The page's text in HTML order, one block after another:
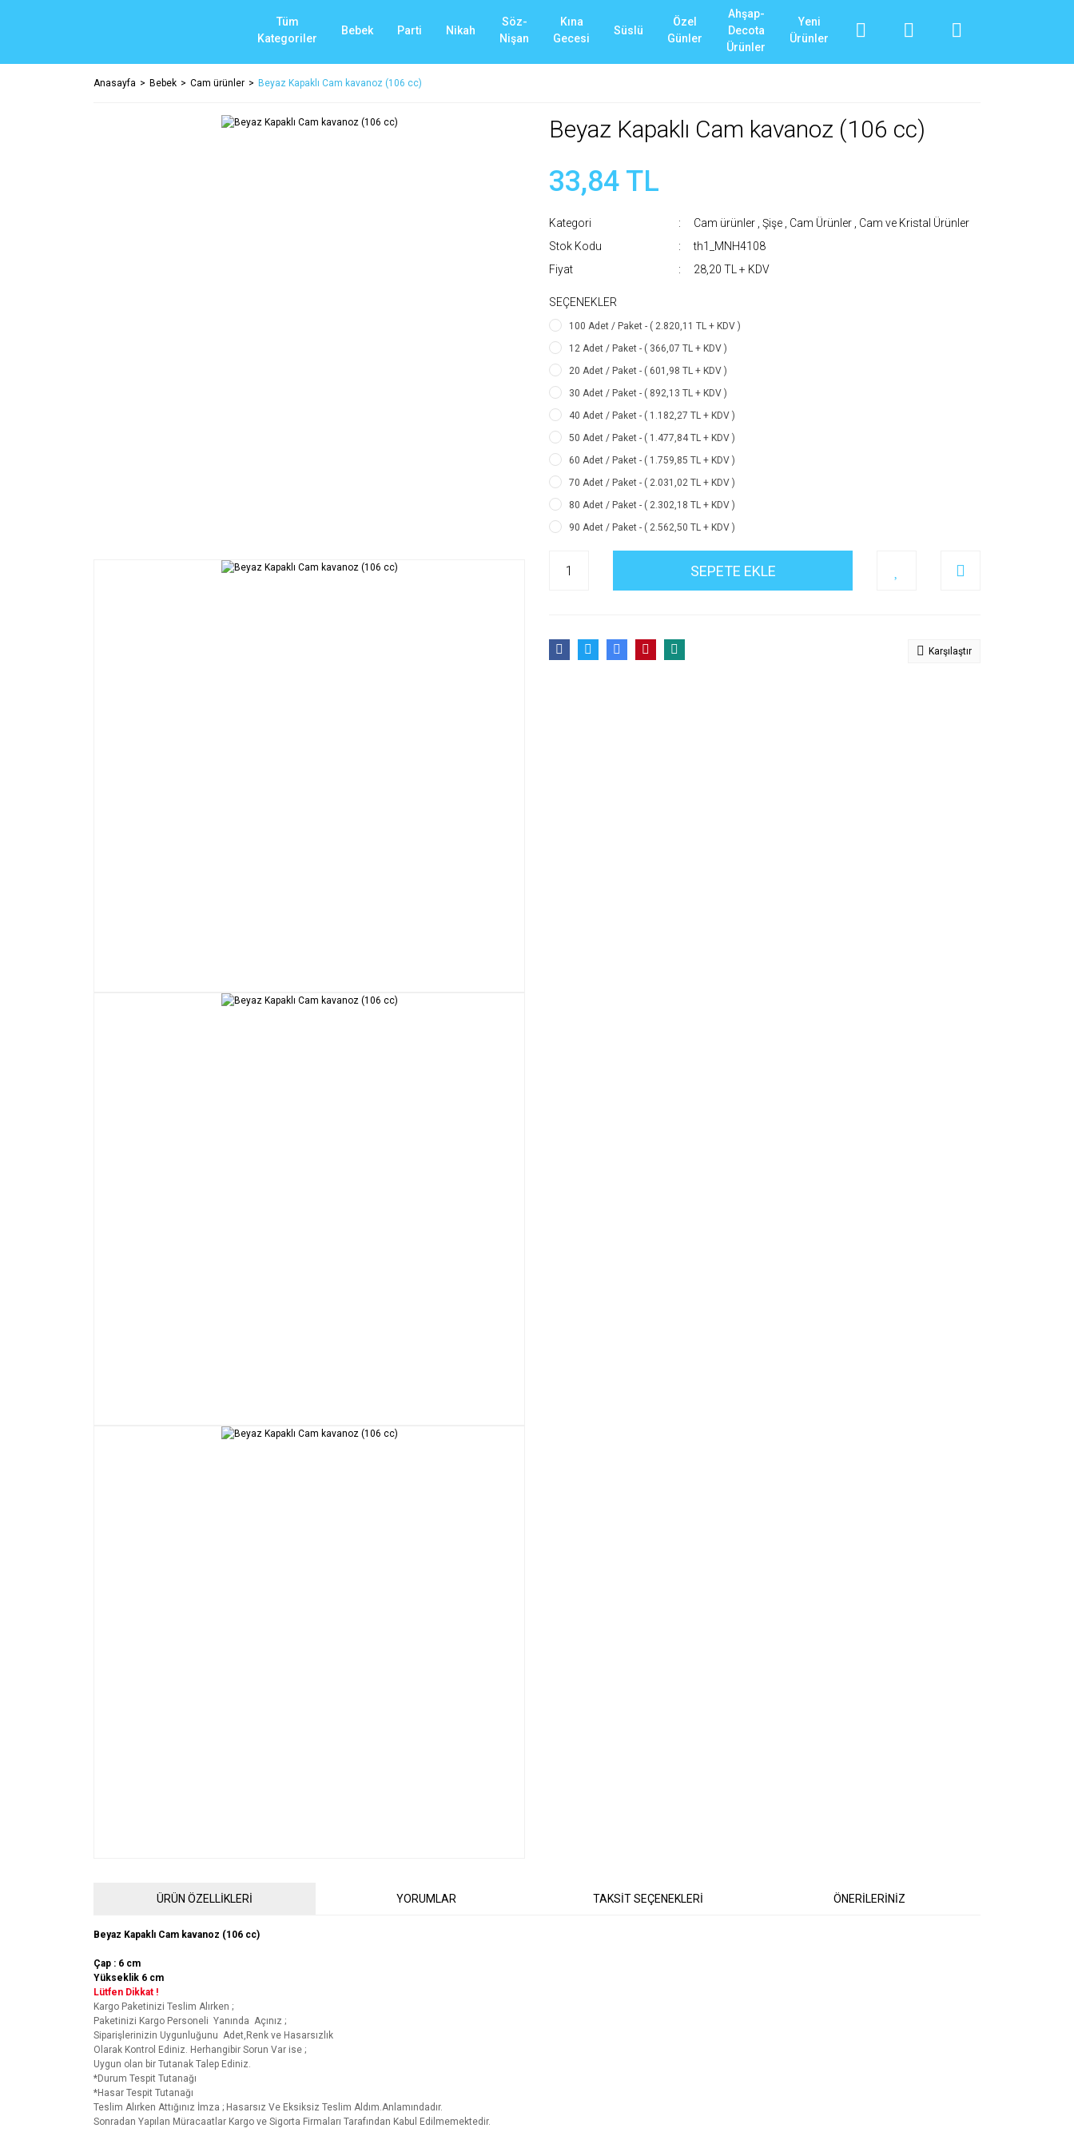
Tüm
Kategoriler
Bebek Parti Nikah
Söz-
Nişan
Kına
Gecesi
Süslü
Özel
Günler
Ahşap-
Decota
Ürünler
Yeni
Ürünler
Anasayfa Bebek Cam ürünler Beyaz Kapaklı Cam kavanoz (106 cc)
Beyaz Kapaklı Cam kavanoz (106 cc)
33,84 TL
Kategori Cam ürünler Şişe , Cam Ürünler
Cam ve Kristal Ürünler
Stok Kodu
th1_MNH4108
Fiyat
28,20 TL + KDV
SEÇENEKLER
100 Adet / Paket - ( 2.820,11 TL + KDV )
12 Adet / Paket - ( 366,07 TL + KDV )
20 Adet / Paket - ( 601,98 TL + KDV )
30 Adet / Paket - ( 892,13 TL + KDV )
40 Adet / Paket - ( 1.182,27 TL + KDV )
50 Adet / Paket - ( 1.477,84 TL + KDV )
60 Adet / Paket - ( 1.759,85 TL + KDV )
70 Adet / Paket - ( 2.031,02 TL + KDV )
80 Adet / Paket - ( 2.302,18 TL + KDV )
90 Adet / Paket - ( 2.562,50 TL + KDV )
SEPETE EKLE
Karşılaştır
ÜRÜN ÖZELLİKLERİ YORUMLAR TAKSİT SEÇENEKLERİ ÖNERİLERİNİZ
Beyaz Kapaklı Cam kavanoz (106 cc)
Çap : 6 cm
Yükseklik 6 cm
Lütfen Dikkat !
Kargo Paketinizi Teslim Alırken ;
Paketinizi Kargo Personeli Yanında Açınız ;
Siparişlerinizin Uygunluğunu Adet,Renk ve Hasarsızlık
Olarak Kontrol Ediniz. Herhangibir Sorun Var ise ;
Uygun olan bir Tutanak Talep Ediniz.
*Durum Tespit Tutanağı
*Hasar Tespit Tutanağı
Teslim Alırken Attığınız İmza ; Hasarsız Ve Eksiksiz Teslim Aldım.Anlamındadır.
Sonradan Yapılan Müracaatlar Kargo ve Sigorta Firmaları Tarafından Kabul Edilmemektedir.